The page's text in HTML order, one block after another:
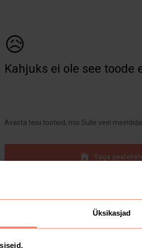
Üksikasjad
😥
Kahjuks ei ole see toode
Avasta teisi tooteid, mis Sulle veel
Yaga